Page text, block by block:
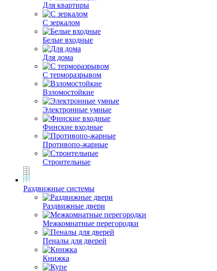
Для квартиры
С зеркалом
Белые входные
Для дома
С терморазрывом
Взломостойкие
Электронные умные
Финские входные
Противопо-жарные
Строительные
Раздвижные системы
Раздвижные двери
Межкомнатные перегородки
Пеналы для дверей
Книжка